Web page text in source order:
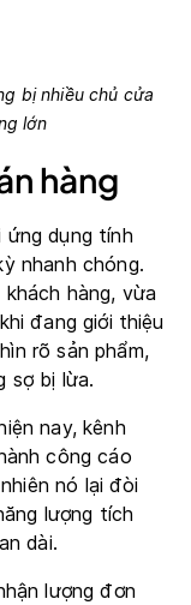
bị nhiều chủ cửa
lớn
hàng
ứng dụng tính
nhanh chóng.
hàng, vừa
đang giới thiệu
rõ sản phẩm,
sợ bị lừa.
nay, kênh
công cáo
nó lại đòi
lượng tích
dài.
lượng đơn